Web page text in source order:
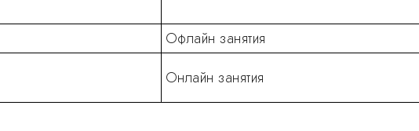
Офлайн занятия
Онлайн занятия